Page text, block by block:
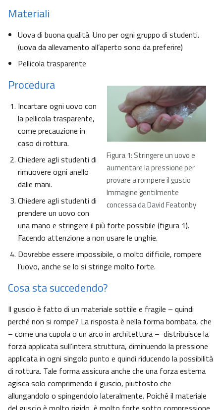
Materiali
Uova di buona qualità. Uno per ogni gruppo di studenti.
(uova da allevamento all’aperto sono da preferire)
Pellicola trasparente
Figura 1: Stringere un uovo e
aumentare la pressione per
provare a rompere il guscio
Immagine gentilmente
concessa da David Featonby
Procedura
Incartare ogni uovo con
la pellicola trasparente,
come precauzione in
caso di rottura.
Chiedere agli studenti di
rimuovere ogni anello
dalle mani.
Chiedere agli studenti di
prendere un uovo con
una mano e stringere il più forte possibile (figura 1).
Facendo attenzione a non usare le unghie.
Dovrebbe essere impossibile, o molto difficile, rompere
l’uovo, anche se lo si stringe molto forte.
Cosa sta succedendo?
Il guscio è fatto di un materiale sottile e fragile – quindi
perché non si rompe? La risposta è nella forma bombata, che
– come una cupola o un arco in architettura – distribuisce la
forza applicata sull’intera struttura, diminuendo la pressione
applicata in ogni singolo punto e quindi riducendo la possibilità
di rottura. Tale forma assicura anche che una forza esterna
agisca solo comprimendo il guscio, piuttosto che
allungandolo o spingendolo lateralmente. Poiché il materiale